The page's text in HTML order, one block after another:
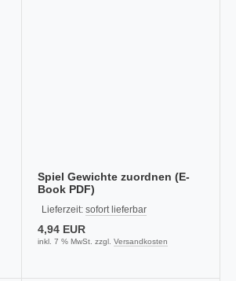
Spiel Gewichte zuordnen (E-
Book PDF)
Lieferzeit: sofort lieferbar
4,94 EUR
inkl. 7 % MwSt. zzgl. Versandkosten